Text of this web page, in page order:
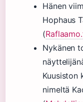
Hänen
Hophaus
(
Nykänen
Kuusiston
nimeltä